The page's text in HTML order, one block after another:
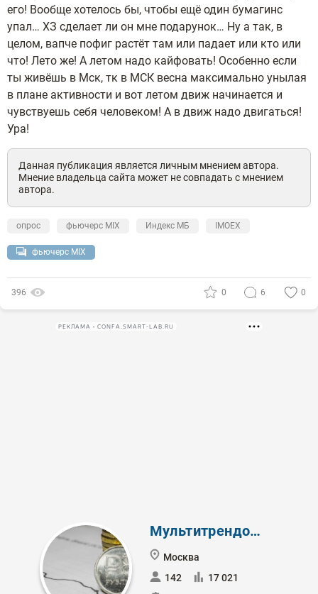
его! Вообще хотелось бы, чтобы ещё один бумагинс
упал… ХЗ сделает ли он мне подарунок… Ну а так, в
целом, вапче пофиг растёт там или падает или кто или
что! Лето же! А летом надо кайфовать! Особенно если
ты живёшь в Мск, тк в МСК весна максимально унылая
в плане активности и вот летом движ начинается и
чувствуешь себя человеком! А в движ надо двигаться!
Ура!
Данная публикация является личным мнением автора.
Мнение владельца сайта может не совпадать с мнением
автора.
опрос фьючерс MIX Индекс МБ IMOEX
фьючерс MIX
396 0 6 0
РЕКЛАМА • CONFA.SMART-LAB.RU
Мультитрендовый
Москва
142
17 021